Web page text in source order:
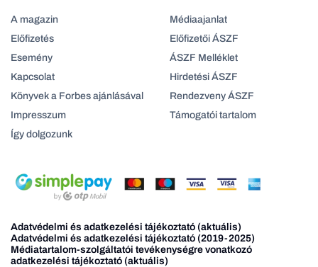
A magazin
Előfizetés
Esemény
Kapcsolat
Könyvek a Forbes ajánlásával
Impresszum
Így dolgozunk
Médiaajanlat
Előfizetői ÁSZF
ÁSZF Melléklet
Hirdetési ÁSZF
Rendezveny ÁSZF
Támogatói tartalom
Adatvédelmi és adatkezelési tájékoztató (aktuális)
Adatvédelmi és adatkezelési tájékoztató (2019-2025)
Médiatartalom-szolgáltatói tevékenységre vonatkozó
adatkezelési tájékoztató (aktuális)